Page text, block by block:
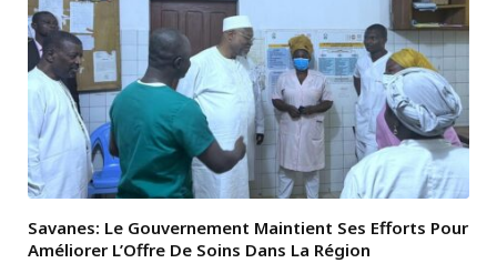
Savanes: Le Gouvernement Maintient Ses Efforts Pour
Améliorer L’Offre De Soins Dans La Région